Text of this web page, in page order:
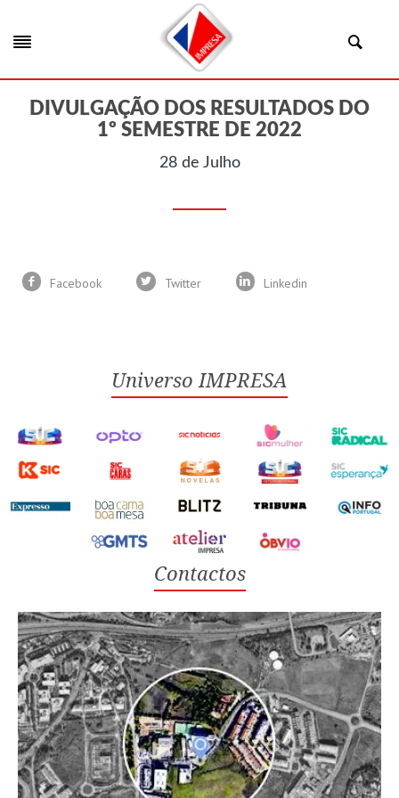
DIVULGAÇÃO DOS RESULTADOS DO
1º SEMESTRE DE 2022
28 de Julho
Facebook Twitter Linkedin
Universo IMPRESA
Contactos